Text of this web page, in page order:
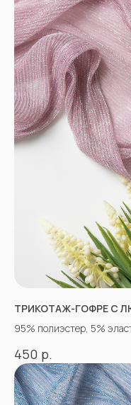
ТРИКОТАЖ-ГОФРЕ С
95% полиэстер, 5%
450 р.
ПРОЧЕЕ
Договор оферты
Политика
конфиденциальности
*принадлежат компании Meta,
признанной экстремистской
и запрещенной в РФ